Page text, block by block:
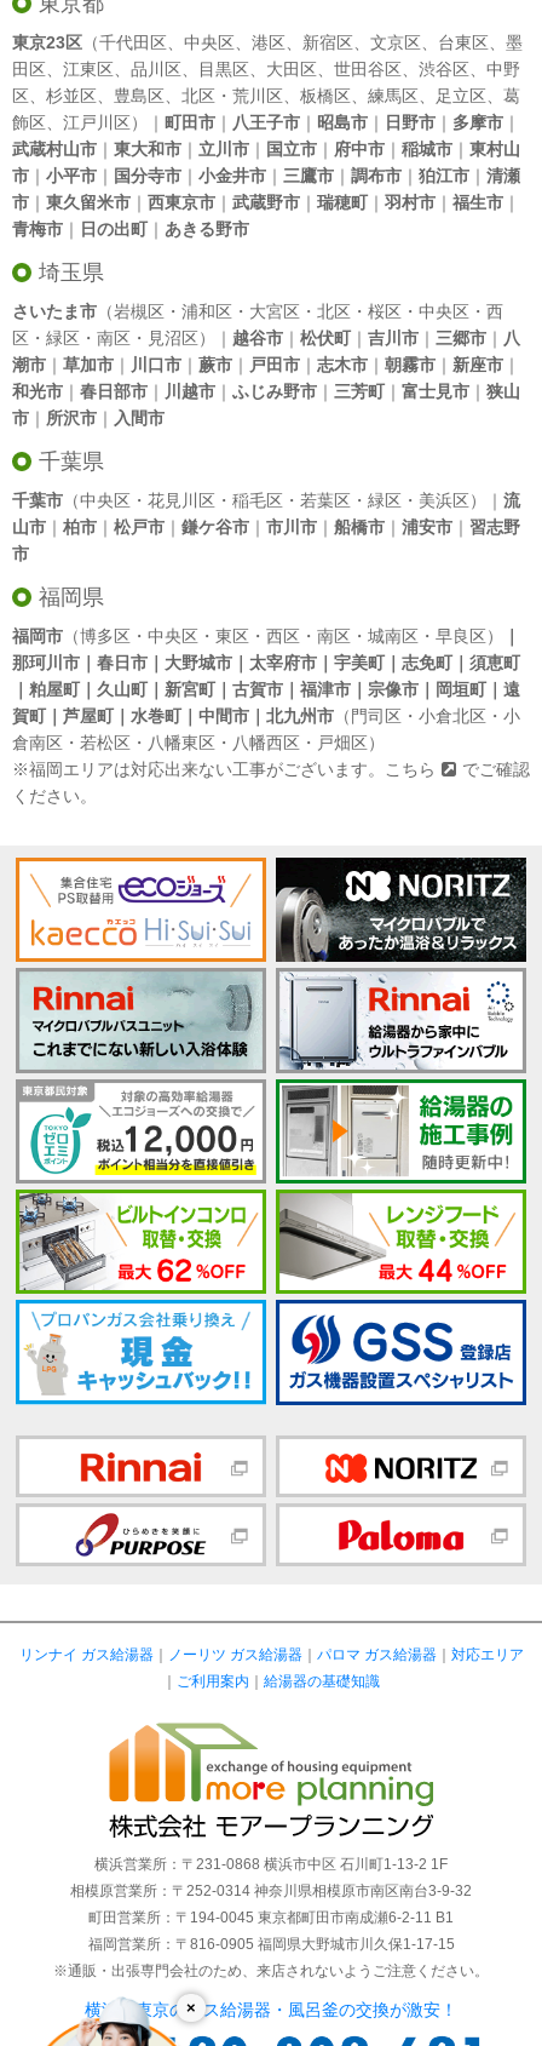
東京23区 （千代田区 中央区 港区 新宿区 文京区 台東区
墨
田区
江東区 品川区 目黒区 大田区 世田谷区 渋谷区
中野
区
杉並区 豊島区 北区 ・ 荒川区 板橋区 練馬区 足立区
葛
飾区
江戸川区）｜ 町田市 ｜ 八王子市 ｜ 昭島市 ｜ 日野市 ｜ 多摩市 ｜
武蔵村山市 ｜ 東大和市 ｜ 立川市 ｜ 国立市 ｜ 府中市 ｜ 稲城市 ｜ 東村山
市 ｜ 小平市 ｜ 国分寺市 ｜ 小金井市 ｜ 三鷹市 ｜ 調布市 ｜ 狛江市 ｜ 清瀬
市 ｜ 東久留米市 ｜ 西東京市 ｜ 武蔵野市 ｜ 瑞穂町｜ 羽村市 ｜ 福生市 ｜
青梅市 ｜ 日の出町｜ あきる野市
埼玉県
さいたま市 （岩槻区・浦和区・大宮区・北区・桜区・中央区・西
区・緑区・南区・見沼区）｜ 越谷市 ｜ 松伏町｜ 吉川市 ｜ 三郷市 ｜ 八
潮市 ｜ 草加市 ｜ 川口市 ｜ 蕨市 ｜ 戸田市 ｜ 志木市 ｜ 朝霧市 ｜ 新座市 ｜
和光市 ｜ 春日部市 ｜ 川越市 ｜ ふじみ野市 ｜ 三芳町｜ 富士見市 ｜ 狭山
市 ｜ 所沢市 ｜ 入間市
千葉県
千葉市 （中央区・花見川区・稲毛区・若葉区・緑区・美浜区）｜ 流
山市 ｜ 柏市 ｜ 松戸市 ｜ 鎌ケ谷市 ｜ 市川市 ｜ 船橋市 ｜ 浦安市 ｜ 習志野
市
福岡県
福岡市 （博多区・中央区・東区・西区・南区・城南区・早良区）
那珂川市｜春日市｜大野城市｜太宰府市｜宇美町｜志免町｜須恵町
｜粕屋町｜久山町｜新宮町｜古賀市｜福津市｜宗像市｜岡垣町｜遠
賀町｜芦屋町｜水巻町｜中間市｜北九州市 （門司区・小倉北区・小
倉南区・若松区・八幡東区・八幡西区・戸畑区）
※福岡エリアは対応出来ない工事がございます。
こちら
でご確認
ください。
×
リンナイ ガス給湯器｜ ノーリツ ガス給湯器｜ パロマ ガス給湯器｜ 対応エリア
｜ ご利用案内 ｜ 給湯器の基礎知識
横浜営業所：〒231-0868 横浜市中区 石川町1-13-2 1F
相模原営業所：〒252-0314 神奈川県相模原市南区南台3-9-32
町田営業所：〒194-0045 東京都町田市南成瀬6-2-11 B1
福岡営業所：〒816-0905 福岡県大野城市川久保1-17-15
※通販・出張専門会社のため、来店されないようご注意ください。
横浜・東京のガス給湯器・風呂釜の交換が激安！